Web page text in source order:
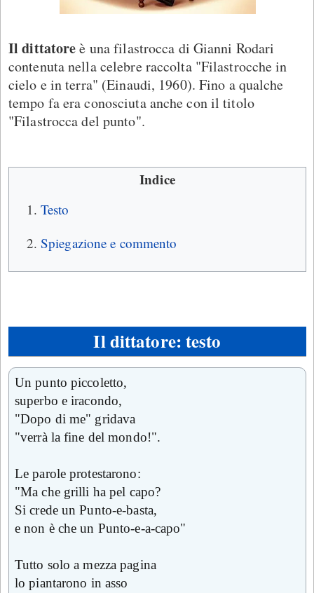
Il dittatoreè una filastrocca di Gianni Rodari
contenuta nella celebre raccolta "Filastrocche in
cielo e in terra" (Einaudi, 1960). Fino a qualche
tempo fa era conosciuta anche con il titolo
"Filastrocca del punto".
Indice
Testo
Spiegazione e commento
Il dittatore: testo
Un punto piccoletto,
superbo e iracondo,
"Dopo di me" gridava
"verrà la fine del mondo!".
Le parole protestarono:
"Ma che grilli ha pel capo?
Si crede un Punto-e-basta,
e non è che un Punto-e-a-capo"
Tutto solo a mezza pagina
lo piantarono in asso